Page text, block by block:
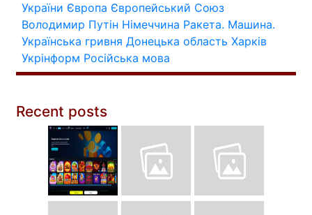
України Європа Європейський Союз
Володимир Путін Німеччина Ракета. Машина.
Українська гривня Донецька область Харків
Укрінформ Російська мова
Recent posts